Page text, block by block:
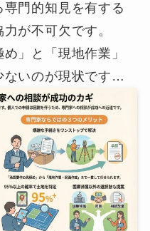
門的知見を有する
力が不可欠です。
」と「現地作業」
ないのが現状です…